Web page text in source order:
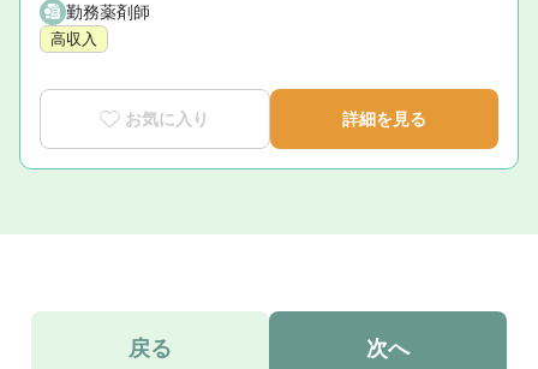
勤務薬剤師
高収入
お気に入り 詳細を見る
戻る 次へ